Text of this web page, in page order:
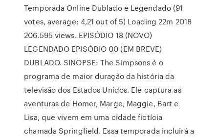
Temporada Online Dublado e Legendado (91
votes, average: 4,21 out of 5) Loading 22m 2018
206.595 views. EPISÓDIO 18 (NOVO)
LEGENDADO EPISÓDIO 00 (EM BREVE)
DUBLADO. SINOPSE: The Simpsons é o
programa de maior duração da história da
televisão dos Estados Unidos. Ele captura as
aventuras de Homer, Marge, Maggie, Bart e
Lisa, que vivem em uma cidade fictícia
chamada Springfield. Essa temporada incluirá a